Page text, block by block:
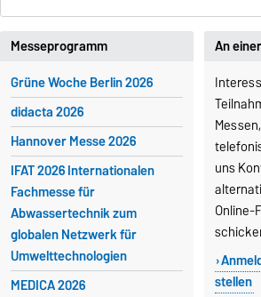
An
uns
Online-
stellen
Messeprogramm
Grüne Woche Berlin 2026
didacta 2026
Hannover Messe 2026
IFAT 2026 Internationalen
Fachmesse für
Abwassertechnik zum
globalen Netzwerk für
Umwelttechnologien
MEDICA 2026